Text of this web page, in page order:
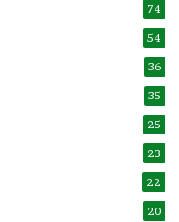
74
54
36
35
25
23
22
20